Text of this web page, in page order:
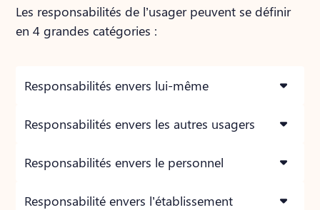
Les responsabilités de l’usager peuvent se définir
en 4 grandes catégories :
Responsabilités envers lui-même
Responsabilités envers les autres usagers
Responsabilités envers le personnel
Responsabilité envers l’établissement